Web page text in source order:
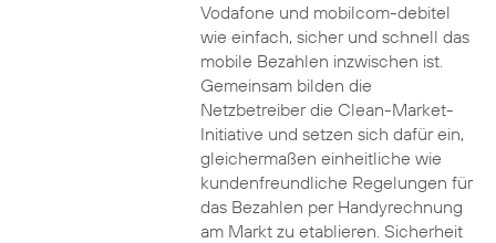
Vodafone und mobilcom-debitel
wie einfach, sicher und schnell das
mobile Bezahlen inzwischen ist.
Gemeinsam bilden die
Netzbetreiber die Clean-Market-
Initiative und setzen sich dafür ein,
gleichermaßen einheitliche wie
kundenfreundliche Regelungen für
das Bezahlen per Handyrechnung
am Markt zu etablieren. Sicherheit